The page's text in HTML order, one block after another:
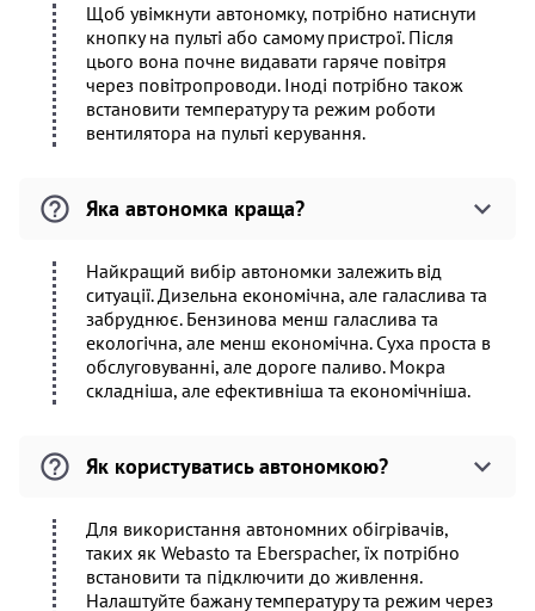
Щоб увімкнути автономку, потрібно натиснути
кнопку на пульті або самому пристрої. Після
цього вона почне видавати гаряче повітря
через повітропроводи. Іноді потрібно також
встановити температуру та режим роботи
вентилятора на пульті керування.
Яка автономка краща?
Найкращий вибір автономки залежить від
ситуації. Дизельна економічна, але галаслива та
забруднює. Бензинова менш галаслива та
екологічна, але менш економічна. Суха проста в
обслуговуванні, але дороге паливо. Мокра
складніша, але ефективніша та економічніша.
Як користуватись автономкою?
Для використання автономних обігрівачів,
таких як Webasto та Eberspacher, їх потрібно
встановити та підключити до живлення.
Налаштуйте бажану температуру та режим через